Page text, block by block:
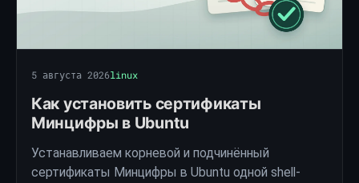
5 августа 2026linux
Как установить сертификаты
Минцифры в Ubuntu
Устанавливаем корневой и подчинённый
сертификаты Минцифры в Ubuntu одной shell-